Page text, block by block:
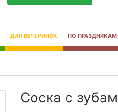
ДЛЯ ВЕЧЕРИНОК ПО ПРАЗДНИКАМ
Соска с